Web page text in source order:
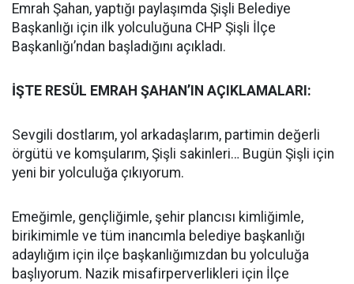
Emrah Şahan, yaptığı paylaşımda Şişli Belediye
Başkanlığı için ilk yolculuğuna CHP Şişli İlçe
Başkanlığı’ndan başladığını açıkladı.
İŞTE RESÜL EMRAH ŞAHAN’IN AÇIKLAMALARI:
Sevgili dostlarım, yol arkadaşlarım, partimin değerli
örgütü ve komşularım, Şişli sakinleri… Bugün Şişli için
yeni bir yolculuğa çıkıyorum.
Emeğimle, gençliğimle, şehir plancısı kimliğimle,
birikimimle ve tüm inancımla belediye başkanlığı
adaylığım için ilçe başkanlığımızdan bu yolculuğa
başlıyorum. Nazik misafirperverlikleri için İlçe